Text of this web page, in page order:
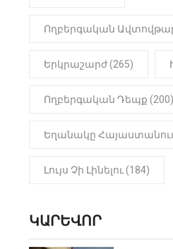
Ողբերգական Ավտովթար
Երկրաշարժ (265)
Ողբերգական Դեպք (200)
Եղանակը Հայաստանում
Լույս Չի Լինելու (184)
ԿԱՐԵՎՈՐ